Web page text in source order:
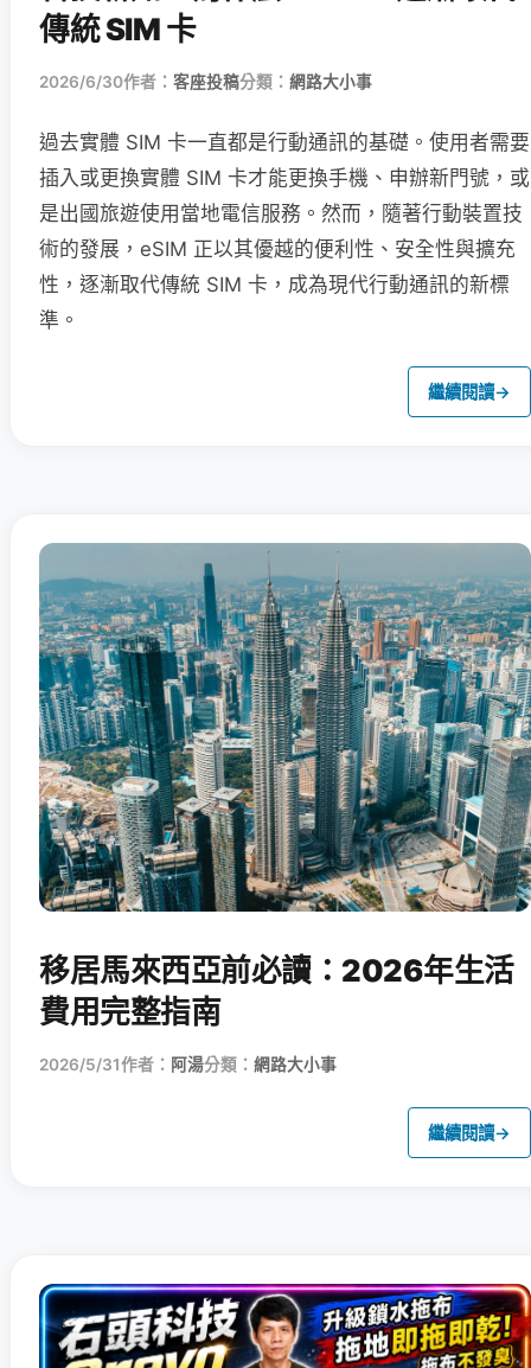
傳統 SIM 卡
2026/6/30作者： 客座投稿分類： 網路大小事
過去實體 SIM 卡一直都是行動通訊的基礎。使用者需要
插入或更換實體 SIM 卡才能更換手機、申辦新門號，或
是出國旅遊使用當地電信服務。然而，隨著行動裝置技
術的發展，eSIM 正以其優越的便利性、安全性與擴充
性，逐漸取代傳統 SIM 卡，成為現代行動通訊的新標
準。
繼續閱讀→
移居馬來西亞前必讀：2026年生活
費用完整指南
2026/5/31作者： 阿湯分類： 網路大小事
繼續閱讀→